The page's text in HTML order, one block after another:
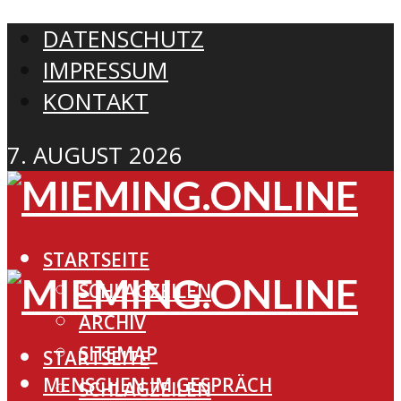
DATENSCHUTZ
IMPRESSUM
KONTAKT
7. AUGUST 2026
STARTSEITE
SCHLAGZEILEN
ARCHIV
SITEMAP
MENSCHEN IM GESPRÄCH
STARTSEITE
SCHLAGZEILEN